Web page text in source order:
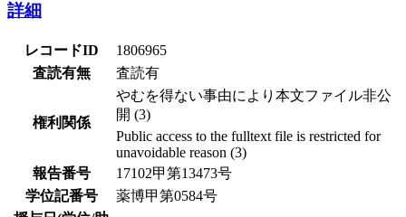
詳細
レコードID
1806965
査読有無
査読有
権利関係
やむを得ない事由により本文ファイル非公
開 (3)
Public access to the fulltext file is restricted for
unavoidable reason (3)
報告番号
17102甲第13473号
学位記番号
薬博甲第0584号